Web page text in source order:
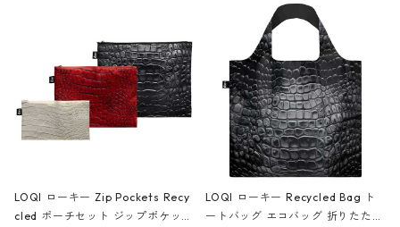
Black ジャン=ミッシェル・バスキ
ア/クラウン ブラック
LOQI ローキー Zip Pockets Recy
cled ポーチセット ジップポケット
LOQI ローキー Recycled Bag ト
ートバッグ エコバッグ 折りたたみ